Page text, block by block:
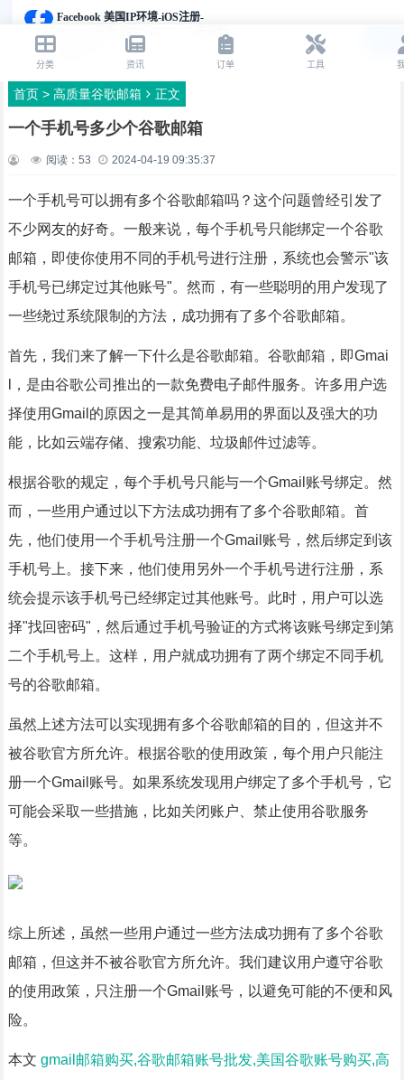
首页> 高质量谷歌邮箱 正文
一个手机号多少个谷歌邮箱
阅读： 53 2024-04-19 09:35:37
一个手机号可以拥有多个谷歌邮箱吗？这个问题曾经引发了
不少网友的好奇。一般来说，每个手机号只能绑定一个谷歌
邮箱，即使你使用不同的手机号进行注册，系统也会警示"该
手机号已绑定过其他账号"。然而，有一些聪明的用户发现了
一些绕过系统限制的方法，成功拥有了多个谷歌邮箱。
首先，我们来了解一下什么是谷歌邮箱。谷歌邮箱，即Gmai
l，是由谷歌公司推出的一款免费电子邮件服务。许多用户选
择使用Gmail的原因之一是其简单易用的界面以及强大的功
能，比如云端存储、搜索功能、垃圾邮件过滤等。
根据谷歌的规定，每个手机号只能与一个Gmail账号绑定。然
而，一些用户通过以下方法成功拥有了多个谷歌邮箱。首
先，他们使用一个手机号注册一个Gmail账号，然后绑定到该
手机号上。接下来，他们使用另外一个手机号进行注册，系
统会提示该手机号已经绑定过其他账号。此时，用户可以选
择"找回密码"，然后通过手机号验证的方式将该账号绑定到第
二个手机号上。这样，用户就成功拥有了两个绑定不同手机
号的谷歌邮箱。
虽然上述方法可以实现拥有多个谷歌邮箱的目的，但这并不
被谷歌官方所允许。根据谷歌的使用政策，每个用户只能注
册一个Gmail账号。如果系统发现用户绑定了多个手机号，它
可能会采取一些措施，比如关闭账户、禁止使用谷歌服务
等。
综上所述，虽然一些用户通过一些方法成功拥有了多个谷歌
邮箱，但这并不被谷歌官方所允许。我们建议用户遵守谷歌
的使用政策，只注册一个Gmail账号，以避免可能的不便和风
险。
本文 gmail邮箱购买,谷歌邮箱账号批发,美国谷歌账号购买,高